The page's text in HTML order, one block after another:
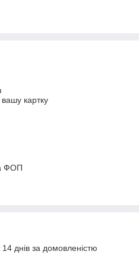
картку
ФОП
днів за домовленістю